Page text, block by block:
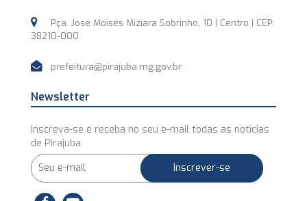
Pça. José Moisés Miziara Sobrinho, 10 | Centro | CEP:
38210-000
prefeitura@pirajuba.mg.gov.br
Newsletter
Inscreva-se e receba no seu e-mail todas as notícias
de Pirajuba.